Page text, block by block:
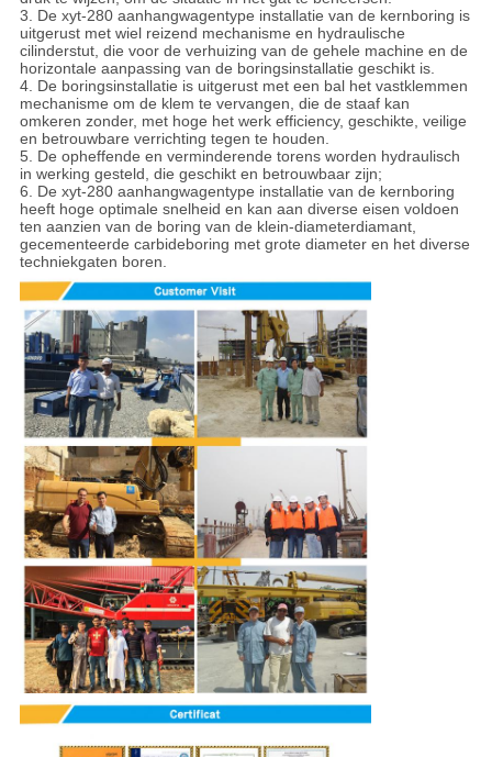
3. De xyt-280 aanhangwagentype installatie van de kernboring is
uitgerust met wiel reizend mechanisme en hydraulische
cilinderstut, die voor de verhuizing van de gehele machine en de
horizontale aanpassing van de boringsinstallatie geschikt is.
4. De boringsinstallatie is uitgerust met een bal het vastklemmen
mechanisme om de klem te vervangen, die de staaf kan
omkeren zonder, met hoge het werk efficiency, geschikte, veilige
en betrouwbare verrichting tegen te houden.
5. De opheffende en verminderende torens worden hydraulisch
in werking gesteld, die geschikt en betrouwbaar zijn;
6. De xyt-280 aanhangwagentype installatie van de kernboring
heeft hoge optimale snelheid en kan aan diverse eisen voldoen
ten aanzien van de boring van de klein-diameterdiamant,
gecementeerde carbideboring met grote diameter en het diverse
techniekgaten boren.